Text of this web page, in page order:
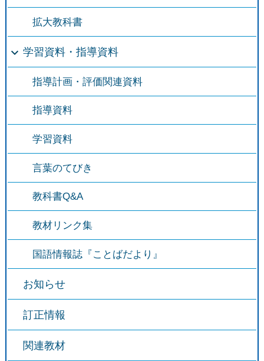
拡大教科書
学習資料・指導資料
指導計画・評価関連資料
指導資料
学習資料
言葉のてびき
教科書Q&A
教材リンク集
国語情報誌『ことばだより』
お知らせ
訂正情報
関連教材